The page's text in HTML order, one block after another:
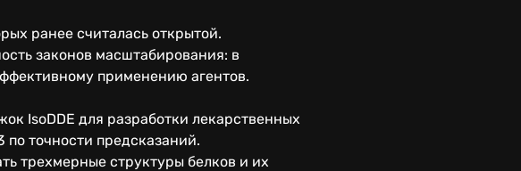
ранее считалась открытой.
законов масштабирования: в
применению агентов.
IsoDDE для разработки лекарственных
точности предсказаний.
трехмерные структуры белков и их